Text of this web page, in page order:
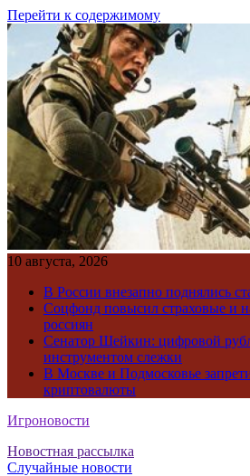
Перейти к содержимому
10 августа, 2026
В России внезапно поднялись
Соцфонд повысил страховые и
россиян
Сенатор Шейкин: цифровой
инструментом слежки
В Москве и Подмосковье
криптовалюты
Игроновости
Новостная рассылка
Случайные новости